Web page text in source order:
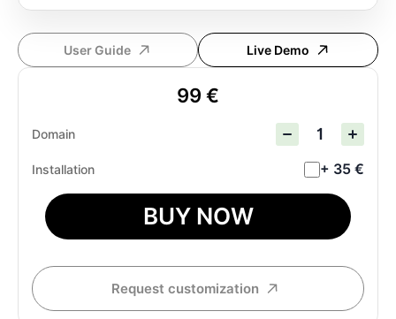
User Guide Live Demo
99 €
Domain
Installation + 35 €
BUY NOW
Request customization